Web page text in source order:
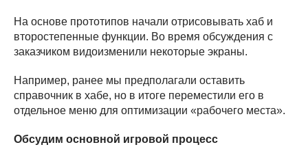
На основе прототипов начали отрисовывать хаб и
второстепенные функции. Во время обсуждения с
заказчиком видоизменили некоторые экраны.
Например, ранее мы предполагали оставить
справочник в хабе, но в итоге переместили его в
отдельное меню для оптимизации «рабочего места».
Обсудим основной игровой процесс